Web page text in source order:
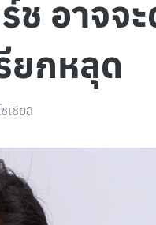
ช อาจจ
ยกหลุด
เชียล